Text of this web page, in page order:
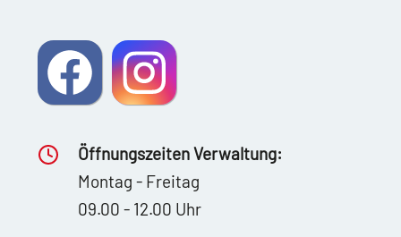
Öffnungszeiten Verwaltung:
Montag - Freitag
09.00 - 12.00 Uhr